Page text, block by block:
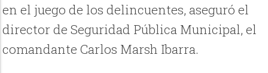
en el juego de los delincuentes, aseguró el
director de Seguridad Pública Municipal, el
comandante Carlos Marsh Ibarra.